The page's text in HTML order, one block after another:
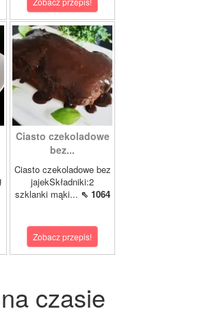
Ciasto czekoladowe
bez...
Ciasto czekoladowe bez
jajekSkładniki:2
szklanki mąki... ⇖ 1064
Zobacz przepis!
czasie